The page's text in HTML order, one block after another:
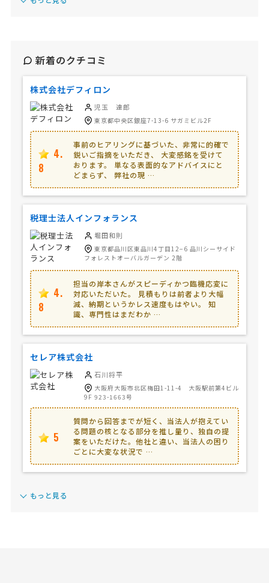
新着のクチコミ
株式会社デフィロン
児玉 達郎
東京都中央区銀座7-13-6 サガミビル2F
4.
8
事前のヒアリングに基づいた、非常に的確で
鋭いご指摘をいただき、 大変感銘を受けて
おります。 単なる表面的なアドバイスにと
どまらず、 弊社の現 …
税理士法人インフォランス
堀田和則
東京都品川区東品川4丁目12−6 品川シーサイド
フォレストオーバルガーデン 2階
4.
8
担当の岸本さんがスピーディかつ臨機応変に
対応いただいた。 見積もりは前者より大幅
減、納期というかレス速度もはやい。 知
識、専門性はまだわか …
セレア株式会社
石川将平
大阪府大阪市北区梅田1-11-4 大阪駅前第4ビル
9F 923-1663号
5
質問から回答までが短く、当法人が抱えてい
る問題の核となる部分を推し量り、独自の提
案をいただけた。他社と違い、当法人の困り
ごとに大変な状況で …
もっと見る